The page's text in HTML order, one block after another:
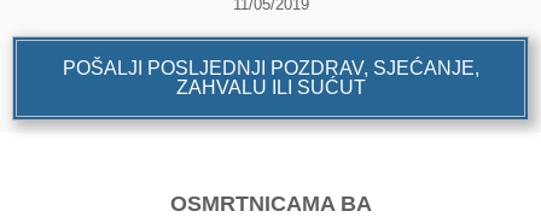
11/05/2019
POŠALJI POSLJEDNJI POZDRAV, SJEĆANJE,
ZAHVALU ILI SUĆUT
OSMRTNICAMA BA